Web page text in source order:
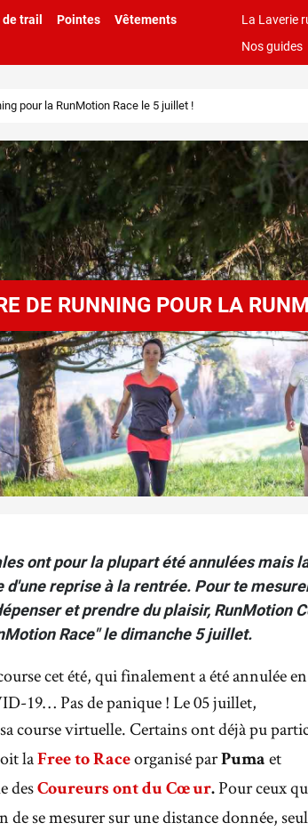
de trail Pointes
Vêtements
La Laverie
Nos guides
pour la RunMotion Race le 5 juillet !
DE RUNNING POUR LA
ont pour la plupart été annulées mais
d'une reprise à la rentrée. Pour te
et prendre du plaisir, RunMotion
Race" le dimanche 5 juillet.
cet été, qui finalement a été annulée en
19… Pas de panique ! Le 05 juillet,
course virtuelle. Certains ont déjà pu
la Free to Race organisé parPuma et
des Coureurs ont du Cœur. Pour ceux
de se mesurer sur une distance donnée,